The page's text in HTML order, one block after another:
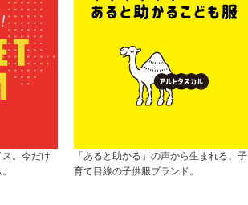
。今だけ
「あると助かる」の声から生まれる、子
育て目線の子供服ブランド。